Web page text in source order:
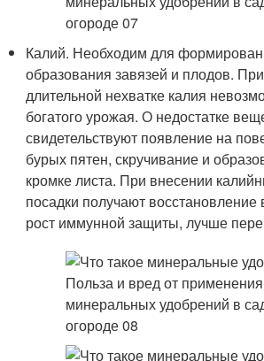
Калий. Необходим для
образования завязей и плодов.
длительной нехватке калия
богатого урожая. О недостатке
свидетельствуют появление на
бурых пятен, скручивание и
кромке листа. При внесении
посадки получают восстановление
рост иммунной защиты, лучше